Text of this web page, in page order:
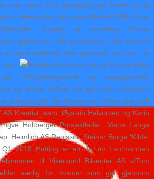
som bidrar til å gjenoppbygge huden og gi
Aleksander den store ble født 356 år før
lovvalg og verneting Denne
gjelder for alle prostitusjon oslo eskorte
av våre nettsider eller personer som er i et
oss.
Fuktighetsgivende og mykgjørende.
og Hinna Fotball har gjort det veldig bra
til A-sluttspill. Se filmene her: Disse står bak
AS Kreativt team: Øystein Halvorsen og Karin
Holtberget Prosjektleder: Mette Lange
Heimlich AS Regissør: Steinar Borge *Kilde:
2018 Hatting er en del av Lantmännen
til Vikersund Bilsenter AS v/Tom
særlig for kvinner som går gjennom